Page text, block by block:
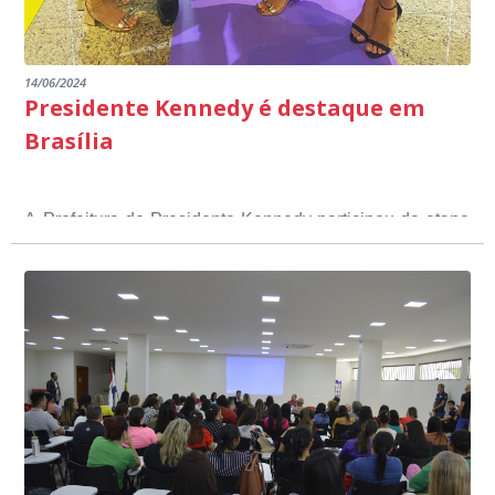
14/06/2024
Presidente Kennedy é destaque em
Brasília
A Prefeitura de Presidente Kennedy participou da etapa
nacional do 12º Prêmio Sebrae Prefeitura
Empreendedora, que visou valorizar e destacar o papel
dos gestores públicos comprometidos com o
desenvolvimento socioeconômico dos municípios, a
partir de iniciativas que estimulam o empreendedorismo,
a competitividade dos pequenos negócios e a
modernização da gestão pública local. O evento
aconteceu nesta terça-feira (11) em Brasília.